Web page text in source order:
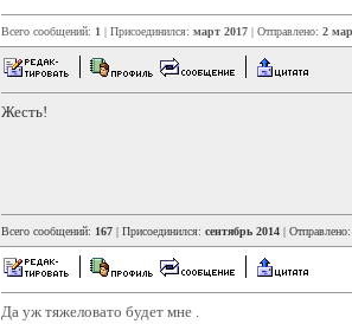
Всего сообщений: 1 | Присоединился: март 2017 | Отправлено: 2
Жесть!
Всего сообщений: 167 | Присоединился: сентябрь 2014 |
Да уж тяжеловато будет мне .